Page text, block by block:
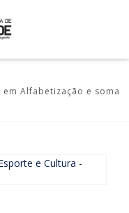
Alfabetização e soma
e Cultura -